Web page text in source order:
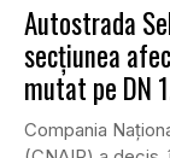
Autostrada
secțiunea
mutat pe DN
Compania